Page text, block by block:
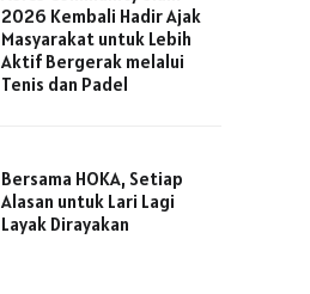
2026 Kembali Hadir Ajak
Masyarakat untuk Lebih
Aktif Bergerak melalui
Tenis dan Padel
Bersama HOKA, Setiap
Alasan untuk Lari Lagi
Layak Dirayakan